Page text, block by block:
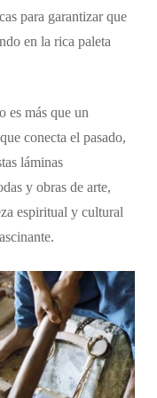
para garantizar que
en la rica paleta
es más que un
conecta el pasado,
láminas
y obras de arte,
espiritual y cultural